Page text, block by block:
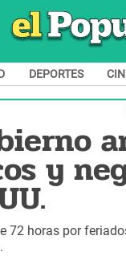
DEPORTES
y
72 horas por